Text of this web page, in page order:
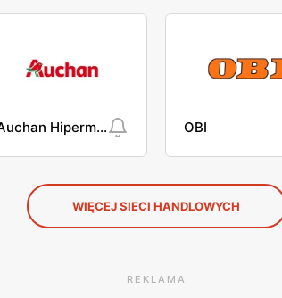
Auchan Hipermarket OBI
WIĘCEJ SIECI HANDLOWYCH
REKLAMA